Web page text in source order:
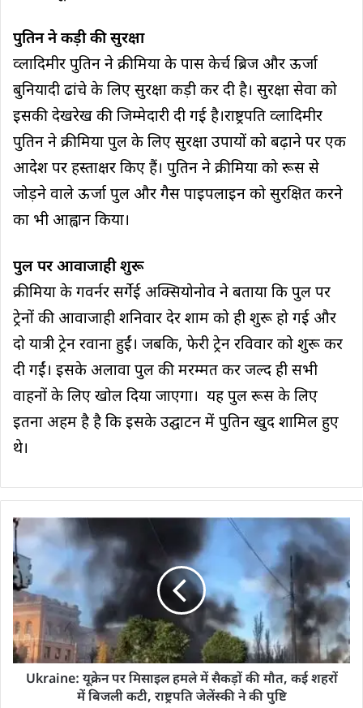
पुतिन ने कड़ी की सुरक्षा
व्लादिमीर पुतिन ने क्रीमिया के पास केर्च ब्रिज और ऊर्जा
बुनियादी ढांचे के लिए सुरक्षा कड़ी कर दी है। सुरक्षा सेवा को
इसकी देखरेख की जिम्मेदारी दी गई है।राष्ट्रपति व्लादिमीर
पुतिन ने क्रीमिया पुल के लिए सुरक्षा उपायों को बढ़ाने पर एक
आदेश पर हस्ताक्षर किए हैं। पुतिन ने क्रीमिया को रूस से
जोड़ने वाले ऊर्जा पुल और गैस पाइपलाइन को सुरक्षित करने
का भी आह्वान किया।
पुल पर आवाजाही शुरू
क्रीमिया के गवर्नर सर्गेई अक्सियोनोव ने बताया कि पुल पर
ट्रेनों की आवाजाही शनिवार देर शाम को ही शुरू हो गई और
दो यात्री ट्रेन रवाना हुईं। जबकि, फेरी ट्रेन रविवार को शुरू कर
दी गईं। इसके अलावा पुल की मरम्मत कर जल्द ही सभी
वाहनों के लिए खोल दिया जाएगा। यह पुल रूस के लिए
इतना अहम है है कि इसके उद्घाटन में पुतिन खुद शामिल हुए
थे।
Ukraine: यूक्रेन पर मिसाइल हमले में सैकड़ों की मौत, कई शहरों
में बिजली कटी, राष्ट्रपति जेलेंस्की ने की पुष्टि